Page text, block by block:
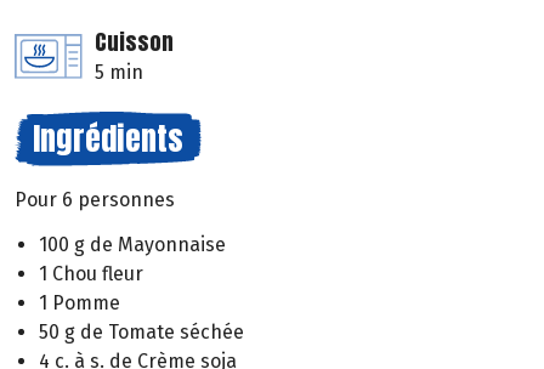
Cuisson
5 min
Ingrédients
Pour 6 personnes
100 g de Mayonnaise
1 Chou fleur
1 Pomme
50 g de Tomate séchée
4 c. à s. de Crème soja